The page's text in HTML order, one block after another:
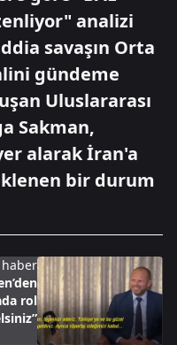
analizi
savaşın Orta
gündeme
Uluslararası
Sakman,
alarak İran'a
bir durum
rol